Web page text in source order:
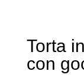
Torta
con